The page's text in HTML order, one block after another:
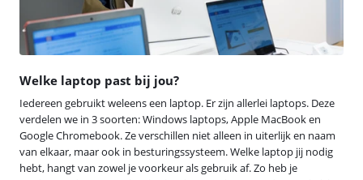
Welke laptop past bij jou?
Iedereen gebruikt weleens een laptop. Er zijn allerlei laptops. Deze
verdelen we in 3 soorten: Windows laptops, Apple MacBook en
Google Chromebook. Ze verschillen niet alleen in uiterlijk en naam
van elkaar, maar ook in besturingssysteem. Welke laptop jij nodig
hebt, hangt van zowel je voorkeur als gebruik af. Zo heb je